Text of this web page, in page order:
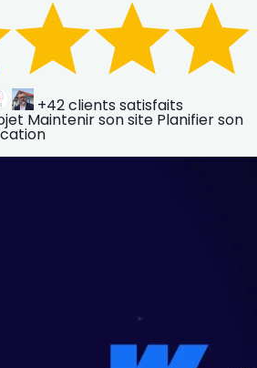
+42clients satisfaits
Maintenir son site Planifier son